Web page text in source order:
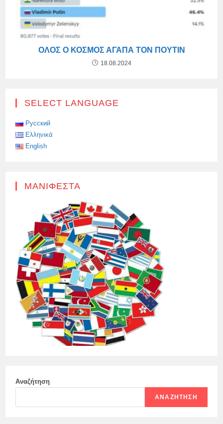
ΌΛΟΣ Ο ΚΌΣΜΟΣ ΑΓΑΠΆ ΤOΝ ΠΟΎΤΙΝ
18.08.2024
SELECT LANGUAGE
Русский
Ελληνικά
English
ΜΑΝΙΦΈΣΤΑ
Αναζήτηση
ΑΝΑΖΉΤΗΣΗ